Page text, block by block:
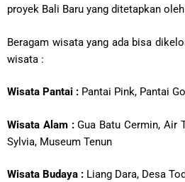
proyek Bali Baru yang ditetapkan
Beragam wisata yang ada bisa
wisata :
Wisata Pantai : Pantai Pink, Pantai
Wisata Alam :Gua Batu Cermin, Air
Sylvia, Museum Tenun
Wisata Budaya : Liang Dara, Desa